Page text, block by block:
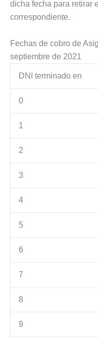
dicha fecha para retirar
correspondiente.
Fechas de cobro de
septiembre de 2021
DNI terminado en
0
1
2
3
4
5
6
7
8
9